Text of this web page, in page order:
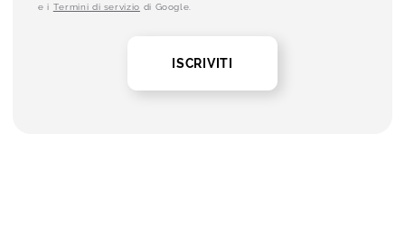
e i Termini di servizio di Google.
ISCRIVITI